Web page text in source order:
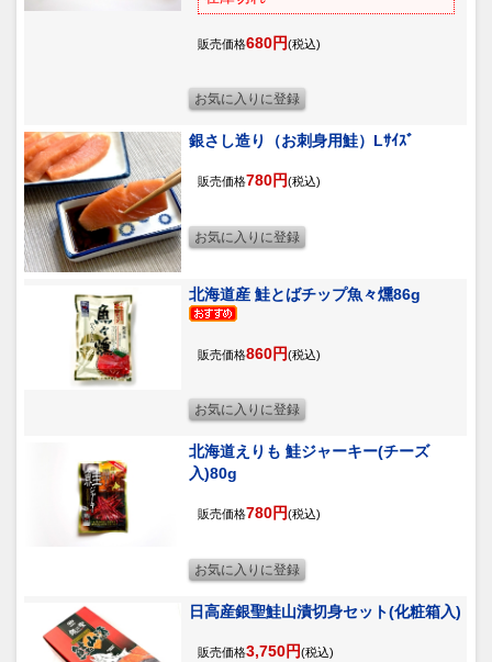
販売価格680円(税込)
銀さし造り（お刺身用鮭）Lｻｲｽﾞ
販売価格780円(税込)
北海道産 鮭とばチップ魚々燻86g
販売価格860円(税込)
北海道えりも 鮭ジャーキー(チーズ
入)80g
販売価格780円(税込)
日高産銀聖鮭山漬切身セット(化粧箱入)
販売価格3,750円(税込)